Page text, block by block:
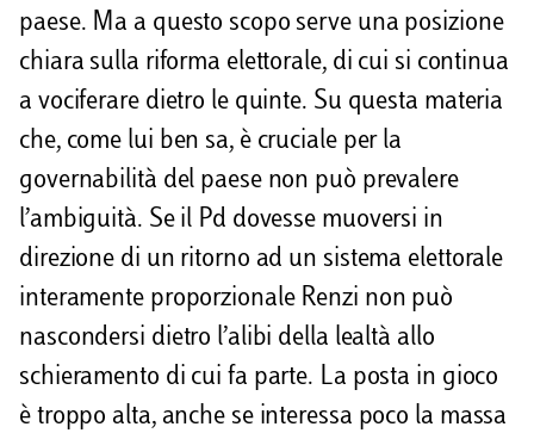
paese. Ma a questo scopo serve una posizione
chiara sulla riforma elettorale, di cui si continua
a vociferare dietro le quinte. Su questa materia
che, come lui ben sa, è cruciale per la
governabilità del paese non può prevalere
l’ambiguità. Se il Pd dovesse muoversi in
direzione di un ritorno ad un sistema elettorale
interamente proporzionale Renzi non può
nascondersi dietro l’alibi della lealtà allo
schieramento di cui fa parte. La posta in gioco
è troppo alta, anche se interessa poco la massa